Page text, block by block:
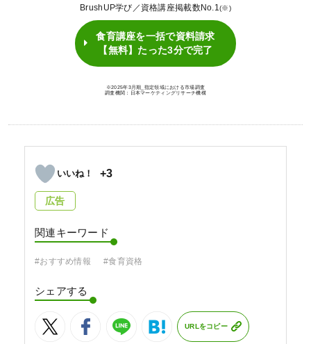
BrushUP学び／資格講座掲載数No.1(※)
食育講座を一括で資料請求
【無料】たった3分で完了
※2025年3月期_指定領域における市場調査
調査機関：日本マーケティングリサーチ機構
+3
広告
関連キーワード
#おすすめ情報 #食育資格
シェアする
URLをコピー